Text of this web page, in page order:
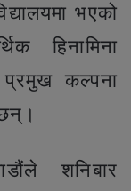
भएको
हिनामिना
कल्पना
शनिबार